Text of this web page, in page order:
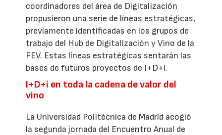
coordinadores del área de Digitalización
propusieron una serie de líneas estratégicas,
previamente identificadas en los grupos de
trabajo del Hub de Digitalización y Vino de la
FEV. Estas líneas estratégicas sentarán las
bases de futuros proyectos de I+D+i.
I+D+i en toda la cadena de valor del
vino
La Universidad Politécnica de Madrid acogió
la segunda jornada del Encuentro Anual de